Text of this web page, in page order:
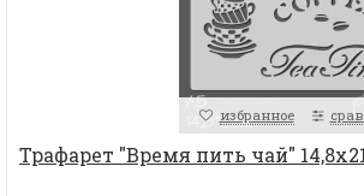
избранное
Трафарет "Время пить чай"